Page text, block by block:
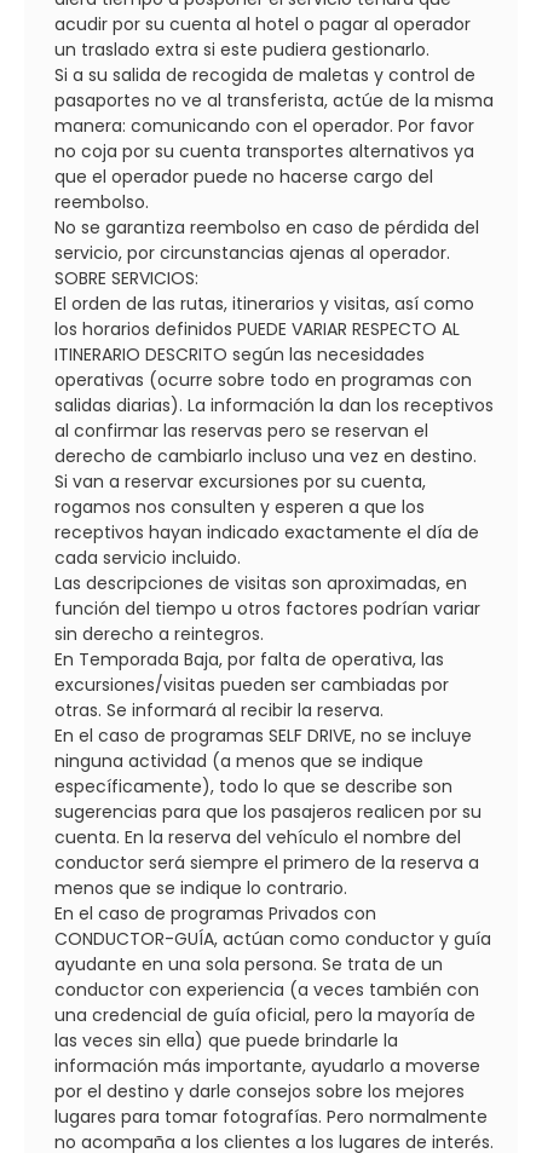
acudir por su cuenta al hotel o pagar al operador
un traslado extra si este pudiera gestionarlo.
Si a su salida de recogida de maletas y control de
pasaportes no ve al transferista, actúe de la misma
manera: comunicando con el operador. Por favor
no coja por su cuenta transportes alternativos ya
que el operador puede no hacerse cargo del
reembolso.
No se garantiza reembolso en caso de pérdida del
servicio, por circunstancias ajenas al operador.
SOBRE SERVICIOS:
El orden de las rutas, itinerarios y visitas, así como
los horarios definidos PUEDE VARIAR RESPECTO AL
ITINERARIO DESCRITO según las necesidades
operativas (ocurre sobre todo en programas con
salidas diarias). La información la dan los receptivos
al confirmar las reservas pero se reservan el
derecho de cambiarlo incluso una vez en destino.
Si van a reservar excursiones por su cuenta,
rogamos nos consulten y esperen a que los
receptivos hayan indicado exactamente el día de
cada servicio incluido.
Las descripciones de visitas son aproximadas, en
función del tiempo u otros factores podrían variar
sin derecho a reintegros.
En Temporada Baja, por falta de operativa, las
excursiones/visitas pueden ser cambiadas por
otras. Se informará al recibir la reserva.
En el caso de programas SELF DRIVE, no se incluye
ninguna actividad (a menos que se indique
específicamente), todo lo que se describe son
sugerencias para que los pasajeros realicen por su
cuenta. En la reserva del vehículo el nombre del
conductor será siempre el primero de la reserva a
menos que se indique lo contrario.
En el caso de programas Privados con
CONDUCTOR-GUÍA, actúan como conductor y guía
ayudante en una sola persona. Se trata de un
conductor con experiencia (a veces también con
una credencial de guía oficial, pero la mayoría de
las veces sin ella) que puede brindarle la
información más importante, ayudarlo a moverse
por el destino y darle consejos sobre los mejores
lugares para tomar fotografías. Pero normalmente
no acompaña a los clientes a los lugares de interés.